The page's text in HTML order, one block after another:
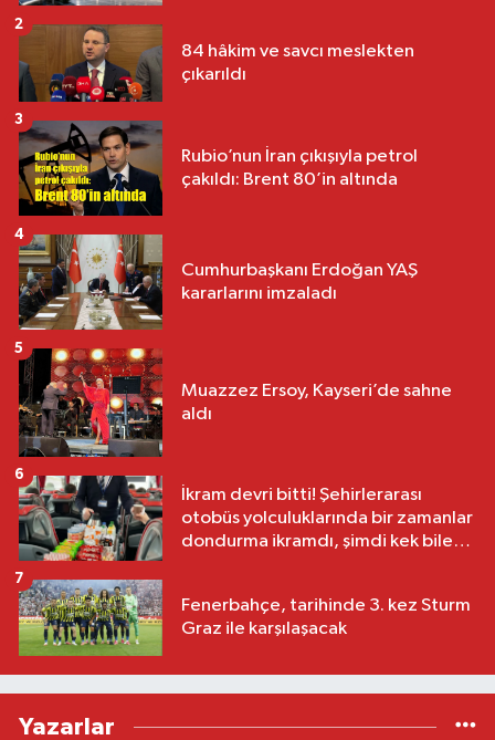
84 hâkim ve savcı meslekten
çıkarıldı
2
Rubio’nun İran çıkışıyla petrol
çakıldı: Brent 80’in altında
3
Cumhurbaşkanı Erdoğan YAŞ
kararlarını imzaladı
4
Muazzez Ersoy, Kayseri’de sahne
aldı
5
İkram devri bitti! Şehirlerarası
otobüs yolculuklarında bir zamanlar
dondurma ikramdı, şimdi kek bile
6
Fenerbahçe, tarihinde 3. kez Sturm
Graz ile karşılaşacak
7
Yazarlar